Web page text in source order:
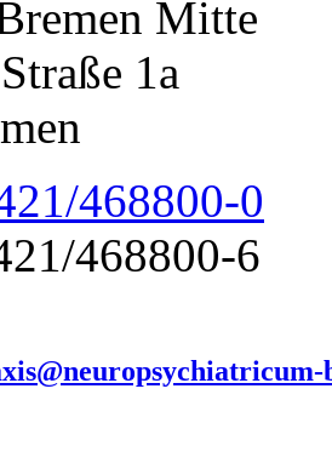
Mitte
1a
468800-0
468800-6